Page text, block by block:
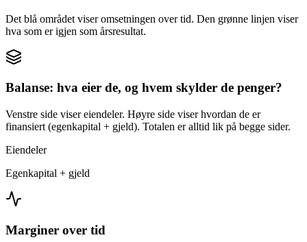
Det blå området viser omsetningen over tid. Den grønne linjen viser
hva som er igjen som årsresultat.
Balanse: hva eier de, og hvem skylder de penger?
Venstre side viser eiendeler. Høyre side viser hvordan de er
finansiert (egenkapital + gjeld). Totalen er alltid lik på begge sider.
Eiendeler
Egenkapital + gjeld
Marginer over tid